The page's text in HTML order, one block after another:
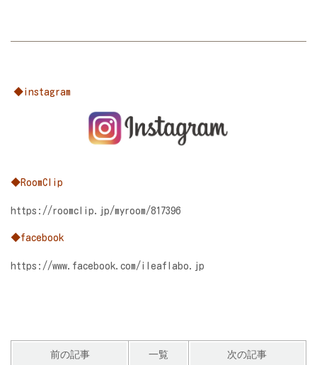
◆instagram
◆RoomClip
https://roomclip.jp/myroom/817396
◆facebook
https://www.facebook.com/ileaflabo.jp
前の記事 一覧 次の記事